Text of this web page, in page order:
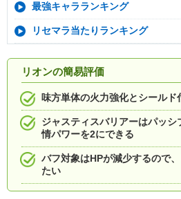
最強キャラランキング
リセマラ当たりランキング
リオンの簡易評価
味方単体の火力強化とシールド
ジャスティスバリアーはパッ
情パワーを2にできる
バフ対象はHPが減少するので
たい